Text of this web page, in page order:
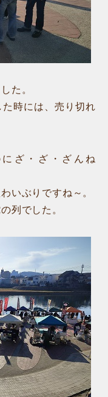
た。
時には、売り切れ
ざ・ざ・ざんね
いぶりですね～。
列でした。